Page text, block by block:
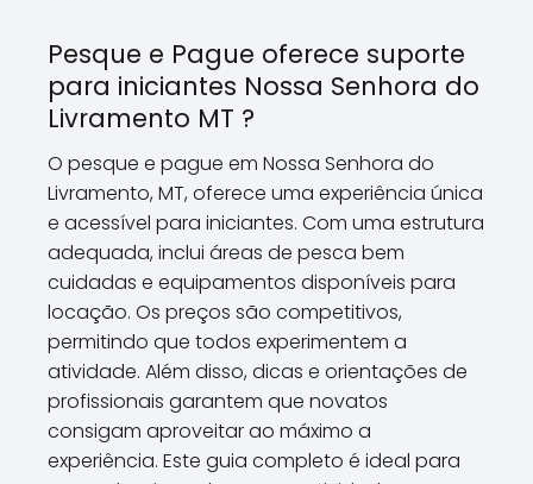
Pesque e Pague oferece suporte
para iniciantes Nossa Senhora do
Livramento MT ?
O pesque e pague em Nossa Senhora do
Livramento, MT, oferece uma experiência única
e acessível para iniciantes. Com uma estrutura
adequada, inclui áreas de pesca bem
cuidadas e equipamentos disponíveis para
locação. Os preços são competitivos,
permitindo que todos experimentem a
atividade. Além disso, dicas e orientações de
profissionais garantem que novatos
consigam aproveitar ao máximo a
experiência. Este guia completo é ideal para